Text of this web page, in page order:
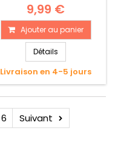
9,99 €
Ajouter au panier
Détails
Livraison en 4-5 jours
6 Suivant